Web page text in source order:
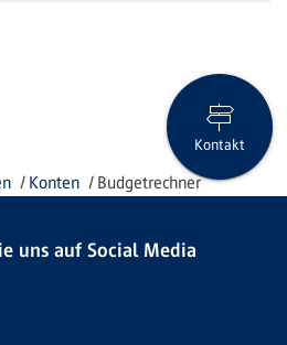
Konten Budgetrechner
Kontakt
uns auf Social Media